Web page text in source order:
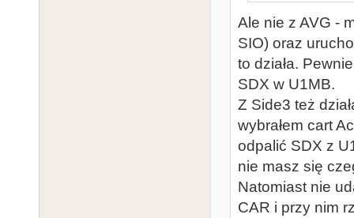
Ale nie z AVG -
SIO) oraz
to działa.
SDX w U1MB.
Z Side3 też
wybrałem cart
odpalić SDX z
nie masz się
Natomiast nie
CAR i przy nim